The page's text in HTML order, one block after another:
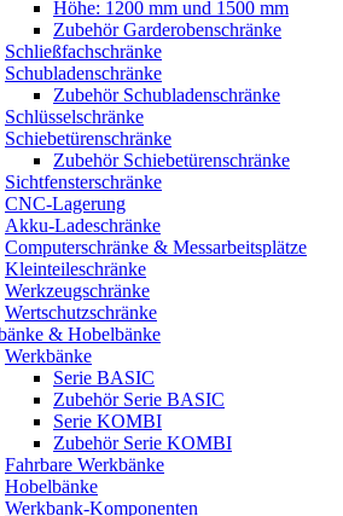
Höhe: 1200 mm und 1500 mm
Zubehör Garderobenschränke
Schließfachschränke
Schubladenschränke
Zubehör Schubladenschränke
Schlüsselschränke
Schiebetürenschränke
Zubehör Schiebetürenschränke
Sichtfensterschränke
CNC-Lagerung
Akku-Ladeschränke
Computerschränke & Messarbeitsplätze
Kleinteileschränke
Werkzeugschränke
Wertschutzschränke
& Hobelbänke
Werkbänke
Serie BASIC
Zubehör Serie BASIC
Serie KOMBI
Zubehör Serie KOMBI
Fahrbare Werkbänke
Hobelbänke
Werkbank-Komponenten